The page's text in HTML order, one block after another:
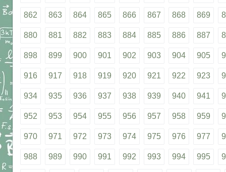
862 863 864 865 866 867 868 869
880 881 882 883 884 885 886 887
898 899 900 901 902 903 904 905
916 917 918 919 920 921 922 923
934 935 936 937 938 939 940 941
952 953 954 955 956 957 958 959
970 971 972 973 974 975 976 977
988 989 990 991 992 993 994 995